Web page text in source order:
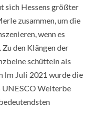
sich Hessens größter
zusammen, um die
wenn es
den Klängen der
schütteln als
Im Juli 2021 wurde die
UNESCO Welterbe